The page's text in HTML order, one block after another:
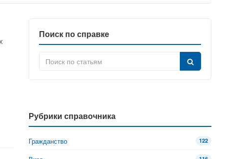
Поиск по справке
Рубрики справочника
Гражданство 122